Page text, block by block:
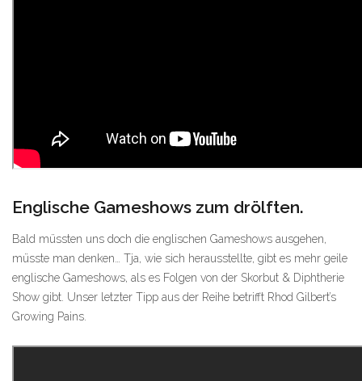
Englische Gameshows zum drölften.
Bald müssten uns doch die englischen Gameshows ausgehen,
müsste man denken… Tja, wie sich herausstellte, gibt es mehr geile
englische Gameshows, als es Folgen von der Skorbut & Diphtherie
Show gibt. Unser letzter Tipp aus der Reihe betrifft Rhod Gilbert’s
Growing Pains.